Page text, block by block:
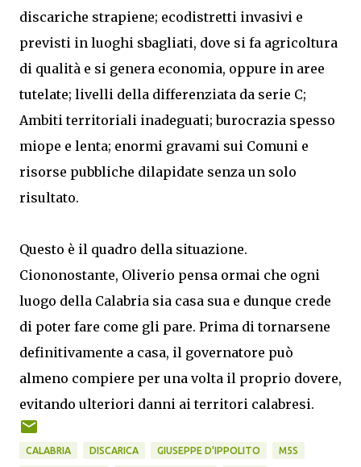
discariche strapiene; ecodistretti invasivi e
previsti in luoghi sbagliati, dove si fa agricoltura
di qualità e si genera economia, oppure in aree
tutelate; livelli della differenziata da serie C;
Ambiti territoriali inadeguati; burocrazia spesso
miope e lenta; enormi gravami sui Comuni e
risorse pubbliche dilapidate senza un solo
risultato.
Questo è il quadro della situazione.
Ciononostante, Oliverio pensa ormai che ogni
luogo della Calabria sia casa sua e dunque crede
di poter fare come gli pare. Prima di tornarsene
definitivamente a casa, il governatore può
almeno compiere per una volta il proprio dovere,
evitando ulteriori danni ai territori calabresi.
CALABRIA DISCARICA GIUSEPPE D'IPPOLITO M5S